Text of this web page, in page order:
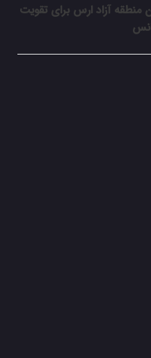
منطقه آزاد ارس برای تقویت